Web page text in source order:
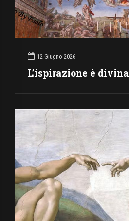
12 Giugno 2026
L’ispirazione è divina